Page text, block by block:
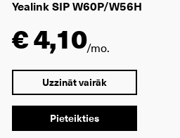
Yealink SIP W60P/W56H
€ 4,10/mo.
Uzzināt vairāk
Pieteikties